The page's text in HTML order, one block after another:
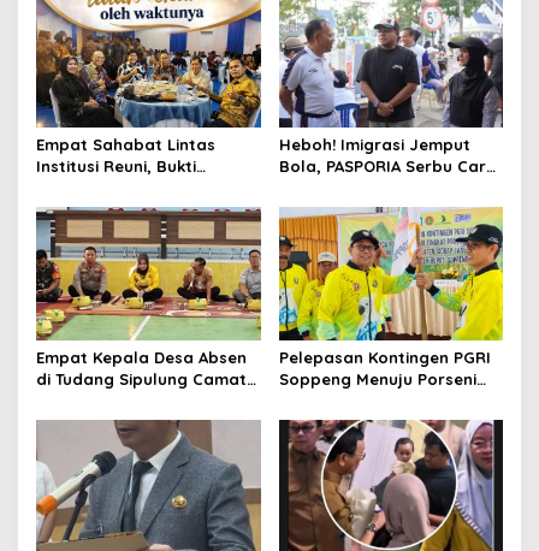
Empat Sahabat Lintas
Institusi Reuni, Bukti
Sejak Mengabdi di Soppeng
Heboh! Imigrasi Jemput
Bola, PASPORIA Serbu Car
Warga Antre Nikmati
Layanan Paspor Akhir
Pekan
Empat Kepala Desa Absen
di Tudang Sipulung Camat
Tuai Tanda Tanya
Pelepasan Kontingen PGRI
Soppeng Menuju Porseni
Sportivitas dan Harumkan
Nama Bumi Latemmamala